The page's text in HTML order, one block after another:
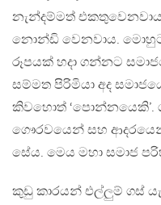
නැන්දම්මත්
නොන්ඩි වෙනවාය. මොහුට
රූපයක් හදා ගන්නට
සම්මත පිරිමියා අද
කිවහොත් ‘පොන්නයෙකි’.
ගෞරවයෙන් සහ
සේය. මෙය මහා සමාජ
කුඩු කාරයන් එල්ලුම් ගස්